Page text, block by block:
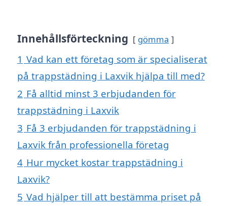
Innehållsförteckning gömma
1 Vad kan ett företag som är specialiserat
på trappstädning i Laxvik hjälpa till med?
2 Få alltid minst 3 erbjudanden för
trappstädning i Laxvik
3 Få 3 erbjudanden för trappstädning i
Laxvik från professionella företag
4 Hur mycket kostar trappstädning i
Laxvik?
5 Vad hjälper till att bestämma priset på